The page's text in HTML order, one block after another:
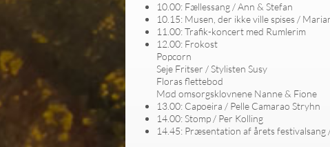
10.00: Fællessang / Ann & Stefan
10.15: Musen, der ikke ville spises /
11.00: Trafik-koncert med Rumlerim
12.00: Frokost
Popcorn
Seje Fritser / Stylisten Susy
Floras flettebod
Mød omsorgsklovnene Nanne & Fione
13.00: Capoeira / Pelle Camarao Stryhn
14.00: Stomp / Per Kolling
14.45: Præsentation af årets festivalsang